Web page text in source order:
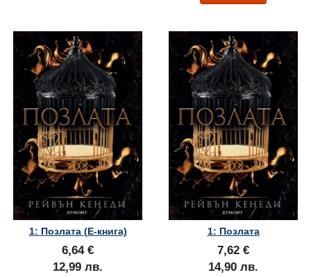
1: Позлата (Е-книга)
6,64 €
12,99 лв.
1: Позлата
7,62 €
14,90 лв.